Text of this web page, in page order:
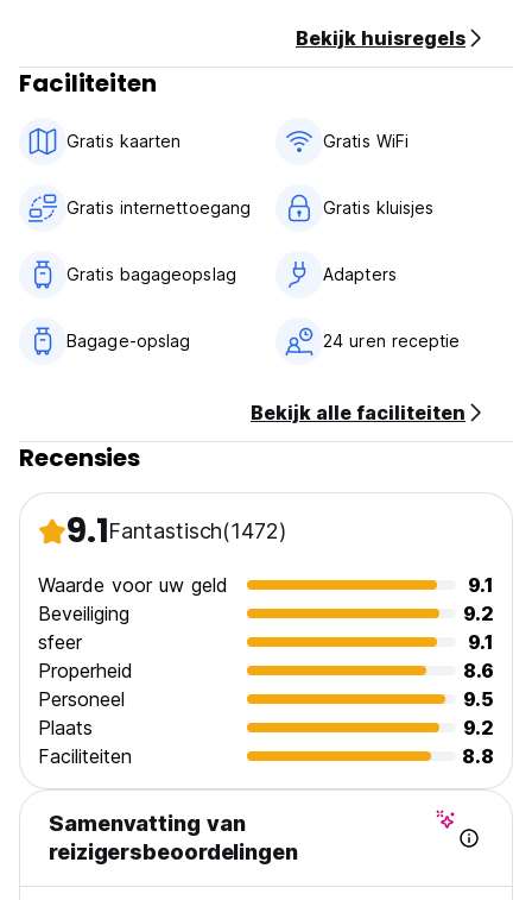
language)
Bekijk huisregels
Faciliteiten
Gratis kaarten Gratis WiFi
Gratis internettoegang Gratis kluisjes
Gratis bagageopslag Adapters
Bagage-opslag 24 uren receptie
Bekijk alle faciliteiten
Recensies
9.1Fantastisch(1472)
Waarde voor uw geld
9.1
Beveiliging
9.2
sfeer
9.1
Properheid
8.6
Personeel
9.5
Plaats
9.2
Faciliteiten
8.8
Samenvatting van
reizigersbeoordelingen